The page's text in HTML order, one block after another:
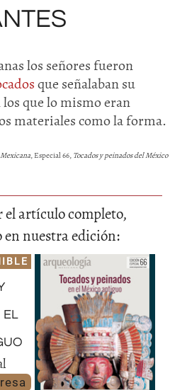
los señores fueron
que señalaban su
que lo mismo eran
materiales como la forma.
, Especial 66, Tocados y peinados del México
el artículo completo,
en nuestra edición:
el